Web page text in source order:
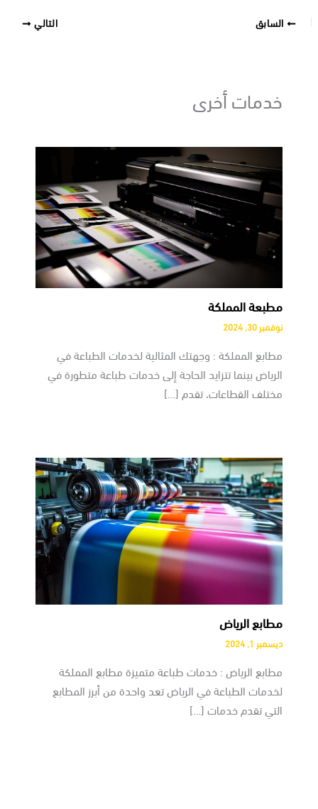
السابق التالي
خدمات أخرى
مطبعة المملكة
نوفمبر 30, 2024
مطابع المملكة : وجهتك المثالية لخدمات الطباعة في
الرياض بينما تتزايد الحاجة إلى خدمات طباعة متطورة في
مختلف القطاعات، تقدم […]
مطابع الرياض
ديسمبر 1, 2024
مطابع الرياض : خدمات طباعة متميزة مطابع المملكة
لخدمات الطباعة في الرياض تعد واحدة من أبرز المطابع
التي تقدم خدمات […]